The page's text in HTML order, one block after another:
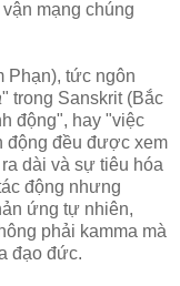
mạng chúng
Phạn), tức ngôn
" trong Sanskrit (Bắc
động", hay "việc
động đều được xem
dài và sự tiêu hóa
động nhưng
ứng tự nhiên,
phải kamma mà
đạo đức.